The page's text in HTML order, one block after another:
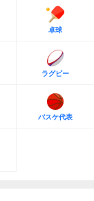
卓球
ラグビー
バスケ代表